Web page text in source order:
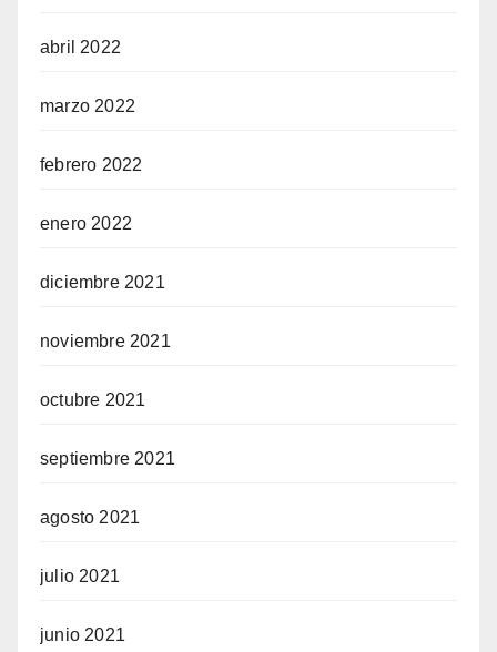
abril 2022
marzo 2022
febrero 2022
enero 2022
diciembre 2021
noviembre 2021
octubre 2021
septiembre 2021
agosto 2021
julio 2021
junio 2021